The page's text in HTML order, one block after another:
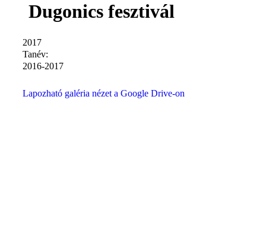
Dugonics fesztivál
2017
Tanév:
2016-2017
Lapozható galéria nézet a Google Drive-on